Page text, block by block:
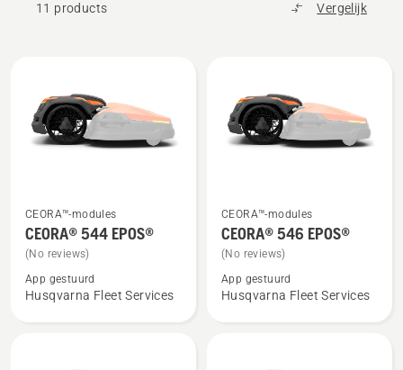
11 products Vergelijk
producten
meer
details
over
CEORA®
544 EPOS®
CEORA™-modules
CEORA® 544 EPOS®
(No reviews)
App gestuurd
Husqvarna Fleet Services
meer
details
over
CEORA®
546 EPOS®
CEORA™-modules
CEORA® 546 EPOS®
(No reviews)
App gestuurd
Husqvarna Fleet Services